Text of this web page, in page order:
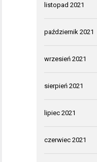
listopad 2021
październik 2021
wrzesień 2021
sierpień 2021
lipiec 2021
czerwiec 2021